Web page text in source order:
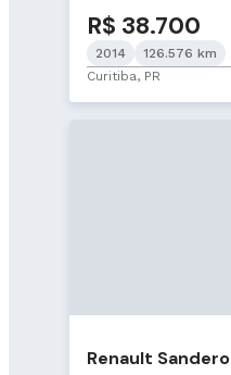
R$ 38.700
2014
126.576 km
Curitiba, PR
Renault Sandero